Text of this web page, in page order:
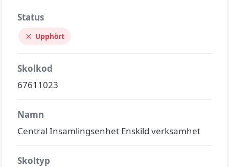
Status
Upphört
Skolkod
67611023
Namn
Central Insamlingsenhet Enskild verksamhet
Skoltyp